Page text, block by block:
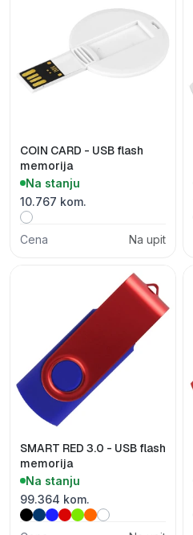
COIN CARD - USB flash
memorija
Na stanju
10.767 kom.
Cena Na upit
SMART RED 3.0 - USB flash
memorija
Na stanju
99.364 kom.